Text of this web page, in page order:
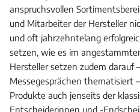
anspruchsvollen
und Mitarbeiter der Hersteller
und oft jahrzehntelang
setzen, wie es im
Hersteller setzen zudem darauf
Messegesprächen thematisiert
Produkte auch jenseits der
Entscheiderinnen und -